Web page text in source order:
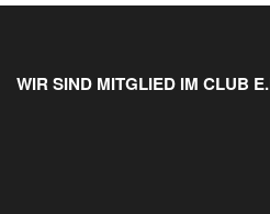
WIR SIND MITGLIED IM CLUB